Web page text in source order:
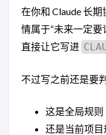
在你和 Claude 长
情属于“未来一定
直接让它写进
不过写之前还是要
这是全局规则
还是当前项目